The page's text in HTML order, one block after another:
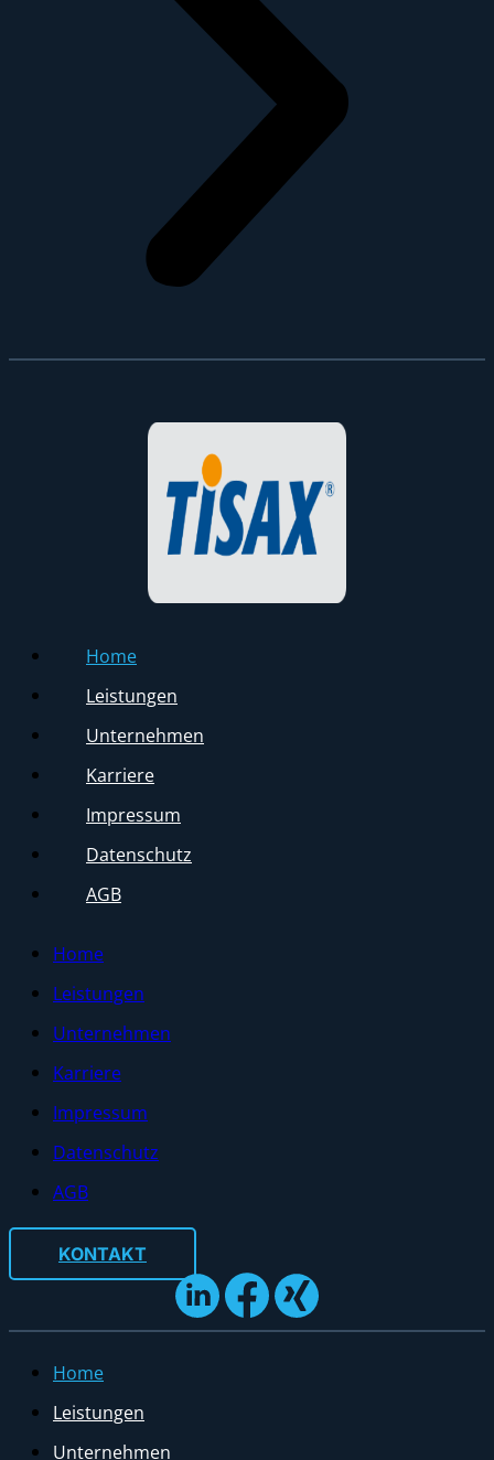
Home
Leistungen
Unternehmen
Karriere
Impressum
Datenschutz
AGB
Home
Leistungen
Unternehmen
Karriere
Impressum
Datenschutz
AGB
KONTAKT
Home
Leistungen
Unternehmen